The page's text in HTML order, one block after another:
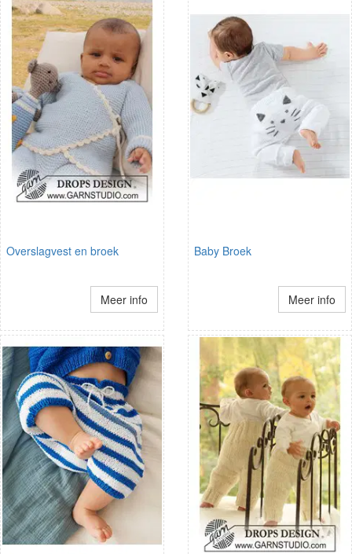
Overslagvest en broek
Meer info
Baby Broek
Meer info